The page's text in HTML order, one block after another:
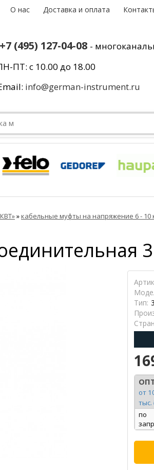
О нас Доставка и оплата
+7 (495) 127-04-08 -
ПТ: с 10.00 до 18.00
info@german-instrument.ru
»кабельные муфты на напряжение 6 - 10
Тип:
от
тыс.
по